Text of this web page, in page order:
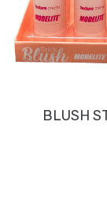
BLUSH